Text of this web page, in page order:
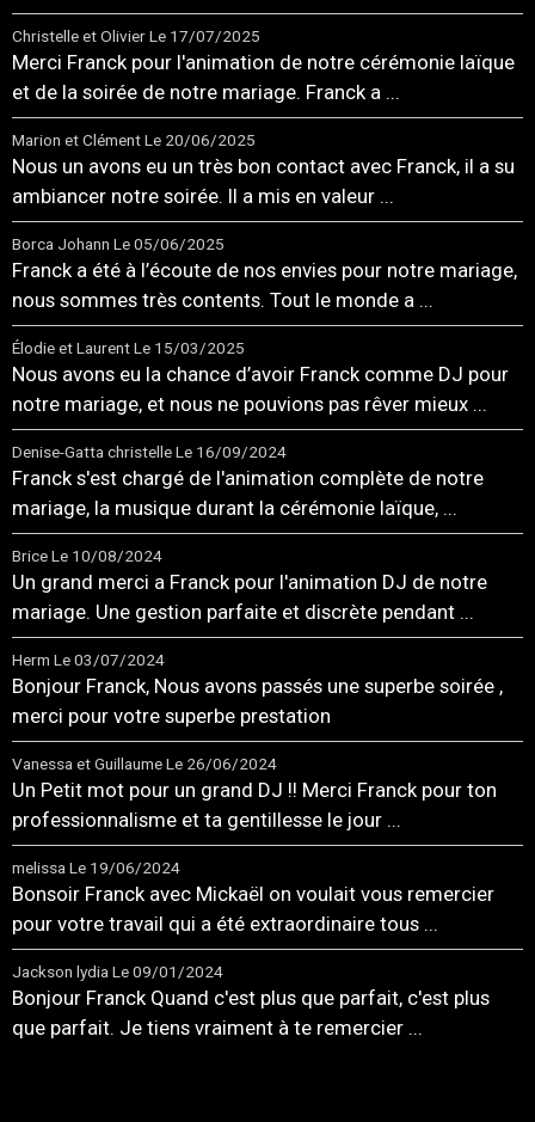
Christelle et OlivierLe 17/07/2025
Merci Franck pour l'animation de notre cérémonie laïque
et de la soirée de notre mariage. Franck a ...
Marion et ClémentLe 20/06/2025
Nous un avons eu un très bon contact avec Franck, il a su
ambiancer notre soirée. Il a mis en valeur ...
Borca Johann Le 05/06/2025
Franck a été à l’écoute de nos envies pour notre mariage,
nous sommes très contents. Tout le monde a ...
Élodie et LaurentLe 15/03/2025
Nous avons eu la chance d’avoir Franck comme DJ pour
notre mariage, et nous ne pouvions pas rêver mieux ...
Denise-Gatta christelleLe 16/09/2024
Franck s'est chargé de l'animation complète de notre
mariage, la musique durant la cérémonie laïque, ...
BriceLe 10/08/2024
Un grand merci a Franck pour l'animation DJ de notre
mariage. Une gestion parfaite et discrète pendant ...
Herm Le 03/07/2024
Bonjour Franck, Nous avons passés une superbe soirée ,
merci pour votre superbe prestation
Vanessa et GuillaumeLe 26/06/2024
Un Petit mot pour un grand DJ !! Merci Franck pour ton
professionnalisme et ta gentillesse le jour ...
melissa Le 19/06/2024
Bonsoir Franck avec Mickaël on voulait vous remercier
pour votre travail qui a été extraordinaire tous ...
Jackson lydia Le 09/01/2024
Bonjour Franck Quand c'est plus que parfait, c'est plus
que parfait. Je tiens vraiment à te remercier ...